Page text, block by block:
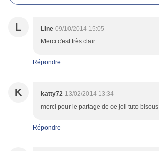
L Line 09/10/2014 15:05
Merci c'est très clair.
Répondre
K katty72 13/02/2014 13:34
merci pour le partage de ce joli tuto bisous
Répondre